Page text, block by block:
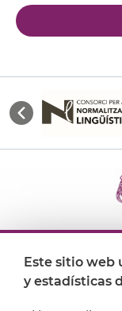
Dónde
Este sitio web
y estadísticas